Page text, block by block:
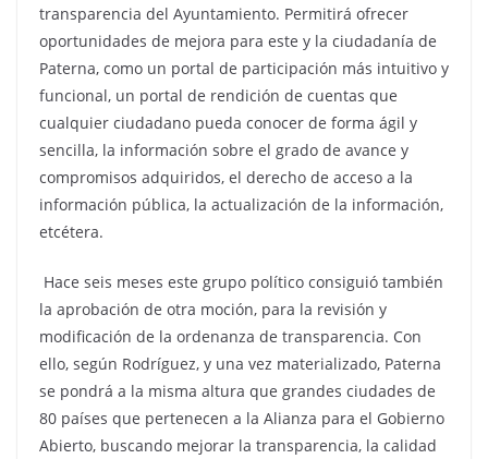
transparencia del Ayuntamiento. Permitirá ofrecer
oportunidades de mejora para este y la ciudadanía de
Paterna, como un portal de participación más intuitivo y
funcional, un portal de rendición de cuentas que
cualquier ciudadano pueda conocer de forma ágil y
sencilla, la información sobre el grado de avance y
compromisos adquiridos, el derecho de acceso a la
información pública, la actualización de la información,
etcétera.
Hace seis meses este grupo político consiguió también
la aprobación de otra moción, para la revisión y
modificación de la ordenanza de transparencia. Con
ello, según Rodríguez, y una vez materializado, Paterna
se pondrá a la misma altura que grandes ciudades de
80 países que pertenecen a la Alianza para el Gobierno
Abierto, buscando mejorar la transparencia, la calidad